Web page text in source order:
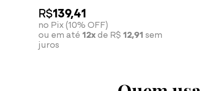
R$139,41
no Pix (10% OFF)
ou em até 12xde R$ 12,91 sem
juros